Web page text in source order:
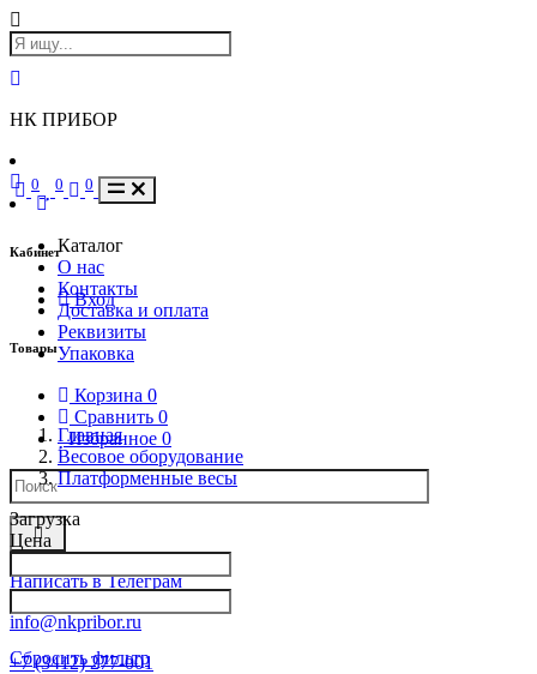
НК ПРИБОР
Кабинет
Вход
Товары
Корзина 0
Сравнить 0
Избранное 0
Написать в Телеграм
info@nkpribor.ru
+7 (3412) 277-001
0 0 0
Каталог
О нас
Контакты
Доставка и оплата
Реквизиты
Упаковка
Главная
Весовое оборудование
Платформенные весы
Загрузка
Цена
Сбросить фильтр